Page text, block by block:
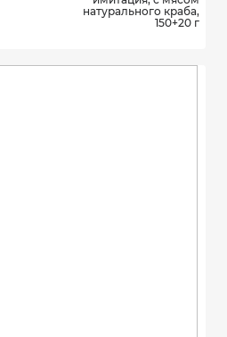
натурального краба,
150+20 г